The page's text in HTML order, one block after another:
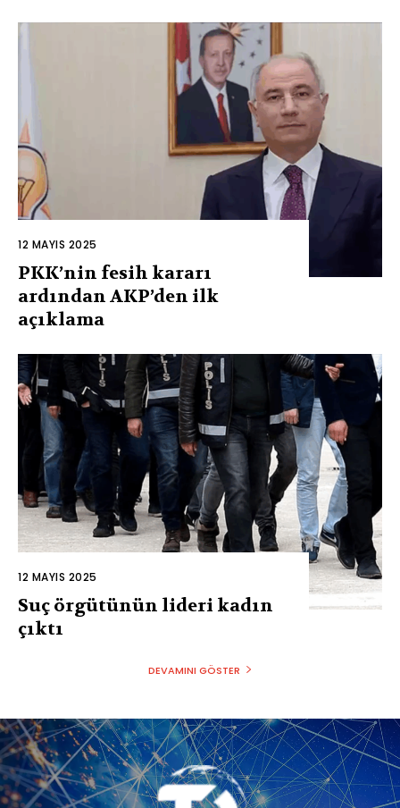
12 MAYIS 2025
PKK’nin fesih kararı
ardından AKP’den ilk
açıklama
12 MAYIS 2025
Suç örgütünün lideri kadın
çıktı
DEVAMINI GÖSTER